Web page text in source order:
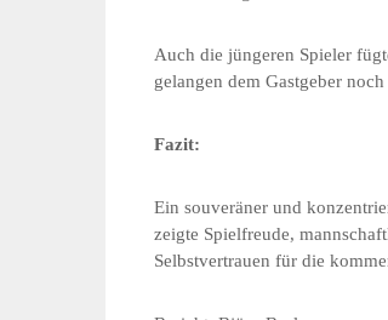
Auch die jüngeren Spieler
gelangen dem Gastgeber
Fazit:
Ein souveräner und
zeigte Spielfreude,
Selbstvertrauen für die